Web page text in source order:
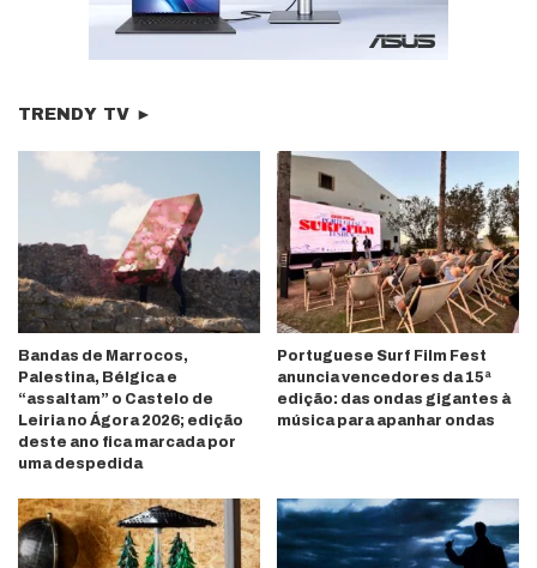
TRENDY TV ►
Bandas de Marrocos,
Palestina, Bélgica e
“assaltam” o Castelo de
Leiria no Ágora 2026; edição
deste ano fica marcada por
uma despedida
Portuguese Surf Film Fest
anuncia vencedores da 15ª
edição: das ondas gigantes à
música para apanhar ondas